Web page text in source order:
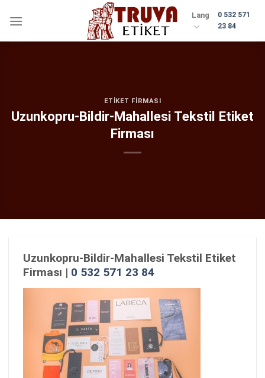
Lang
0 532 571
23 84
ETIKET FIRMASI
Uzunkopru-Bildir-Mahallesi Tekstil Etiket
Firması
Uzunkopru-Bildir-Mahallesi Tekstil Etiket
Firması | 0 532 571 23 84